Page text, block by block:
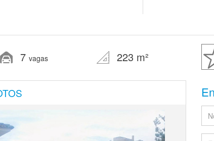
7 vagas 223 m²